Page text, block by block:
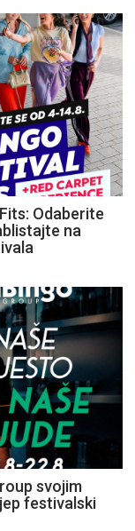
Odaberite
na
svojim
festivalski